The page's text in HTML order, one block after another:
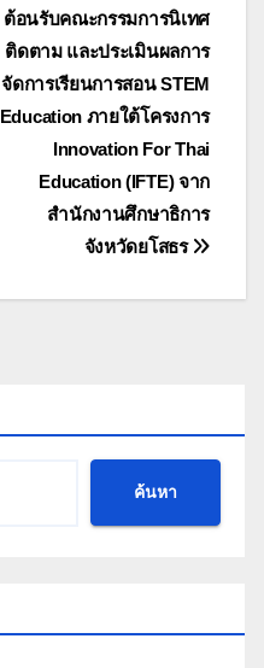
ต้อนรับคณะกรรมการนิเทศ
ติดตาม และประเมินผลการ
จัดการเรียนการสอน STEM
Education ภายใต้โครงการ
Innovation For Thai
Education (IFTE) จาก
สำนักงานศึกษาธิการ
จังหวัดยโสธร
ค้นหา